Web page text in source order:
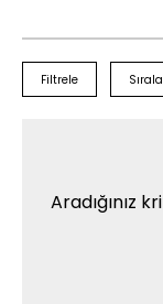
Filtrele Sırala
Aradığınız